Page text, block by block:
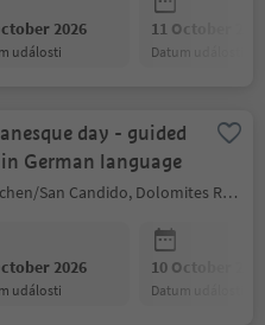
2026
události
11 October
datum události
day - guided
German language
Innichen/San Candido, Dolomites Region 3 Zinnen
2026
události
10 October
datum události